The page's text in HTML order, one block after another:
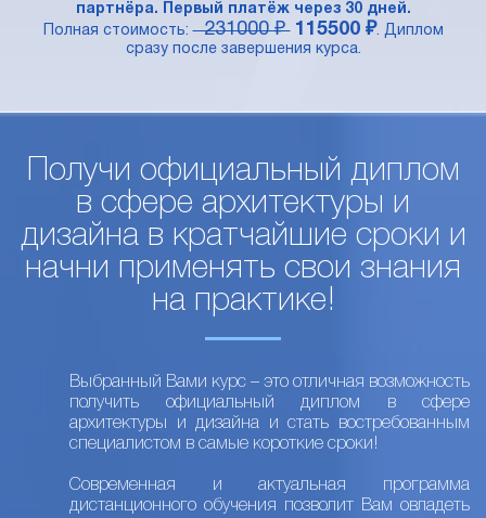
партнёра. Первый платёж через 30 дней.
Полная стоимость:231000 ₽ 115500 ₽. Диплом
сразу после завершения курса.
Получи официальный диплом
в сфере архитектуры и
дизайна в кратчайшие сроки и
начни применять свои знания
на практике!
Выбранный Вами курс – это отличная возможность
получить официальный диплом в сфере
архитектуры и дизайна и стать востребованным
специалистом в самые короткие сроки!
Современная и актуальная программа
дистанционного обучения позволит Вам овладеть